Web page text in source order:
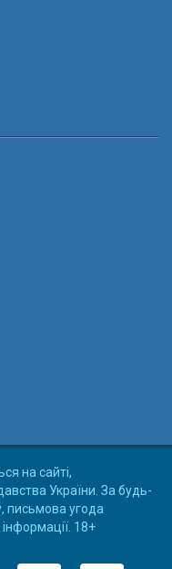
на сайті,
України. За будь-
письмова угода
18+